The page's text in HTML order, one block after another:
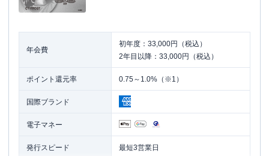
年会費
初年度：33,000円（税込）
2年目以降：33,000円（税込）
ポイント還元率 0.75～1.0%（※1）
国際ブランド
電子マネー
発行スピード 最短3営業日